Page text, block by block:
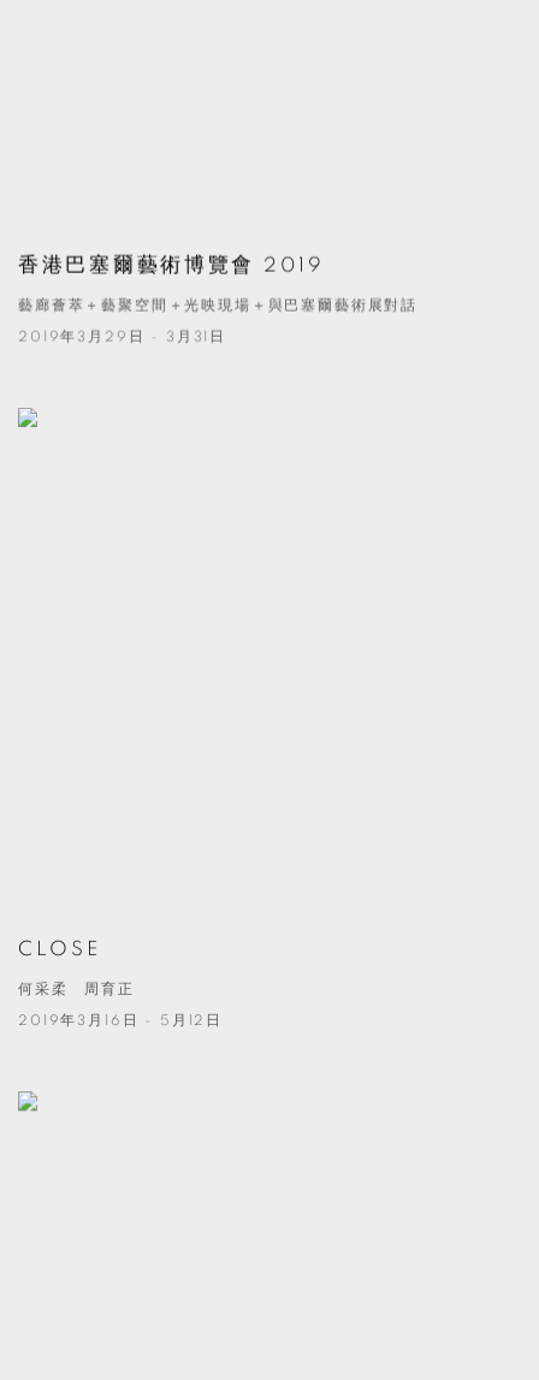
香港巴塞爾藝術博覽會 2019
藝廊薈萃＋藝聚空間＋光映現場＋與巴塞爾藝術展對話
2019年3月29日 - 3月31日
CLOSE
何采柔 周育正
2019年3月16日 - 5月12日